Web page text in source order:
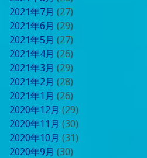
2021年7月 (27)
2021年6月 (29)
2021年5月 (27)
2021年4月 (26)
2021年3月 (29)
2021年2月 (28)
2021年1月 (26)
2020年12月 (29)
2020年11月 (30)
2020年10月 (31)
2020年9月 (30)